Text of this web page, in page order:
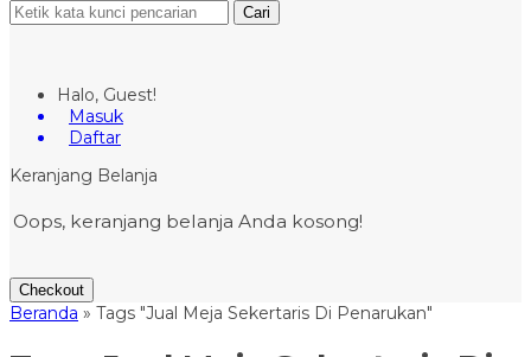
Cari
Halo, Guest!
Masuk
Daftar
Keranjang Belanja
Oops, keranjang belanja Anda kosong!
Checkout
Beranda » Tags "Jual Meja Sekertaris Di Penarukan"